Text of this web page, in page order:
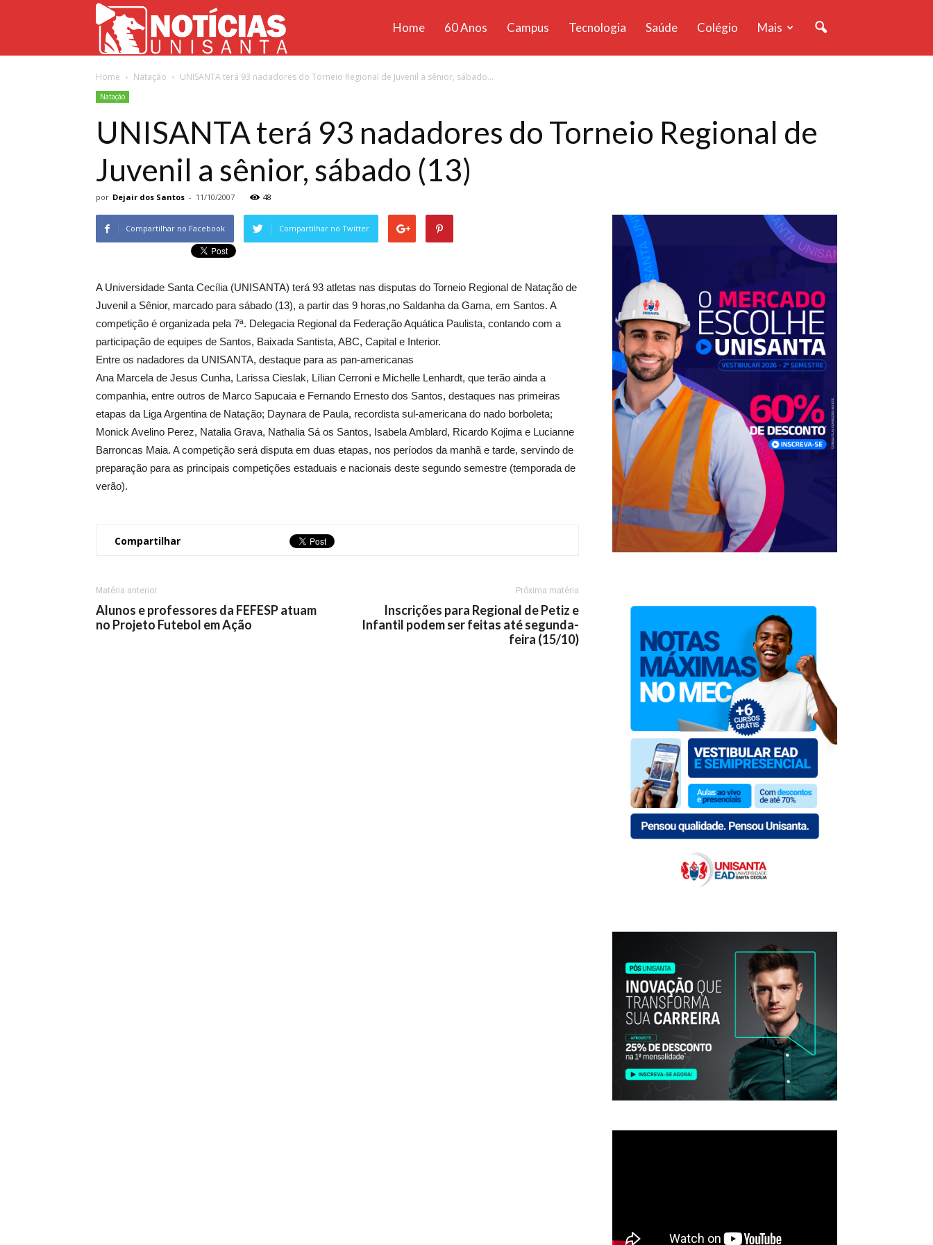
Unisanta
Home 60 Anos Campus Tecnologia Saúde Colégio Mais
Home Natação UNISANTA terá 93 nadadores do Torneio Regional de Juvenil a sênior, sábado...
Natação
UNISANTA terá 93 nadadores do Torneio Regional de
Juvenil a sênior, sábado (13)
por Dejair dos Santos - 11/10/2007 48
Compartilhar no Facebook Compartilhar no Twitter
A Universidade Santa Cecília (UNISANTA) terá 93 atletas nas disputas do Torneio Regional de Natação de
Juvenil a Sênior, marcado para sábado (13), a partir das 9 horas,no Saldanha da Gama, em Santos. A
competição é organizada pela 7ª. Delegacia Regional da Federação Aquática Paulista, contando com a
participação de equipes de Santos, Baixada Santista, ABC, Capital e Interior.
Entre os nadadores da UNISANTA, destaque para as pan-americanas
Ana Marcela de Jesus Cunha, Larissa Cieslak, Lílian Cerroni e Michelle Lenhardt, que terão ainda a
companhia, entre outros de Marco Sapucaia e Fernando Ernesto dos Santos, destaques nas primeiras
etapas da Liga Argentina de Natação; Daynara de Paula, recordista sul-americana do nado borboleta;
Monick Avelino Perez, Natalia Grava, Nathalia Sá os Santos, Isabela Amblard, Ricardo Kojima e Lucianne
Barroncas Maia. A competição será disputa em duas etapas, nos períodos da manhã e tarde, servindo de
preparação para as principais competições estaduais e nacionais deste segundo semestre (temporada de
verão).
Compartilhar
Matéria anterior
Alunos e professores da FEFESP atuam
no Projeto Futebol em Ação
Próxima matéria
Inscrições para Regional de Petiz e
Infantil podem ser feitas até segunda-
feira (15/10)